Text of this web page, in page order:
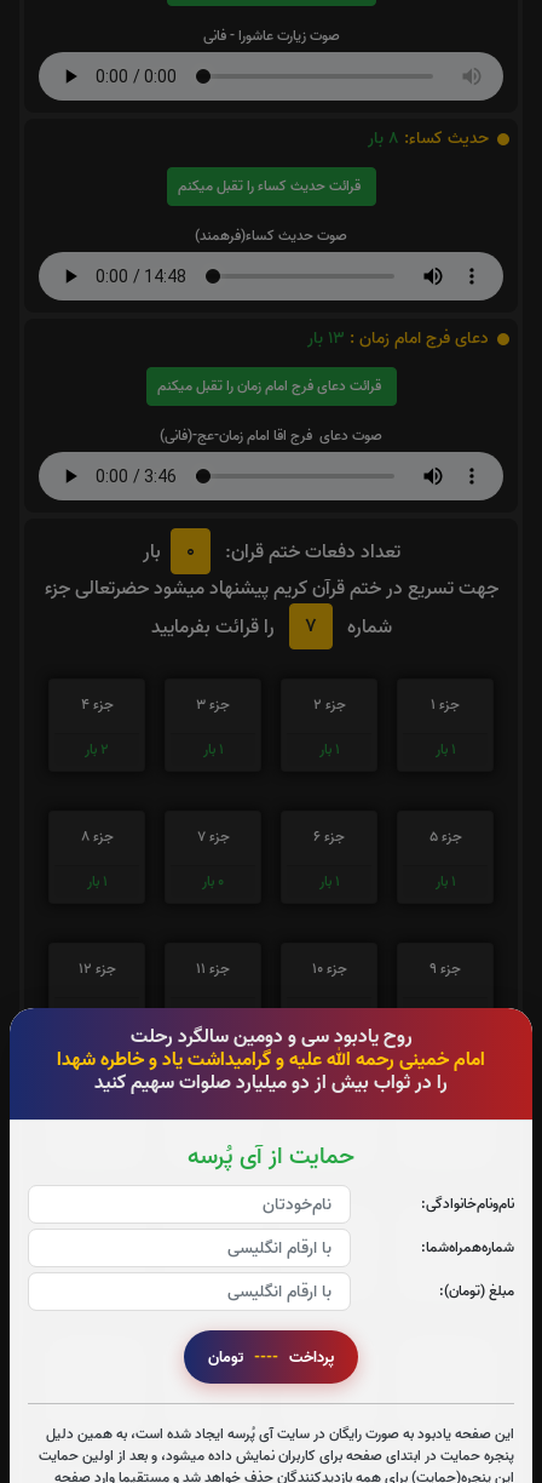
روح یادبود سی و دومین سالگرد رحلت
امام خمینی رحمه الله علیه و گرامیداشت یاد و خاطره شهدا
را در ثواب بیش از دو میلیارد صلوات سهیم کنید
حمایت از آی پُرسه
نام‌و‌نام‌خانوادگی:
شماره‌همراه‌شما:
مبلغ (تومان):
پرداخت ----
این صفحه یادبود به صورت رایگان در سایت آی پُرسه ایجاد شده است، به همین دلیل
پنجره حمایت در ابتدای صفحه برای کاربران نمایش داده میشود، و بعد از اولین حمایت
این پنجره(حمایت) برای همه بازدیدکنندگان حذف خواهد شد و مستقیما وارد صفحه
صوت زیارت عاشورا - فانی
حدیث کساء: 8 بار
قرائت حدیث کساء را تقبل میکنم
صوت حدیث کساء(فرهمند)
دعای فرج امام زمان : 13 بار
قرائت دعای فرج امام زمان را تقبل میکنم
صوت دعای فرج اقا امام زمان-عج-(فانی)
تعداد دفعات ختم قران: 0
بار
جهت تسریع در ختم قرآن کریم پیشنهاد میشود حضرتعالی جزء
شماره
7 را قرائت بفرمایید
جزء 1
1 بار
جزء 2
1 بار
جزء 3
1 بار
جزء 4
2 بار
جزء 5
1 بار
جزء 6
1 بار
جزء 7
0 بار
جزء 8
1 بار
جزء 9
0بار
جزء 10
0بار
جزء 11
0بار
جزء 12
0بار
جزء 13
بار
جزء 18
0بار
جزء 19
0بار
جزء 20
0بار
0بار
جزء 22
0بار
جزء 23
0بار
0بار